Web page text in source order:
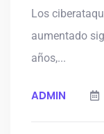
Los
aumentado
años,...
ADMIN